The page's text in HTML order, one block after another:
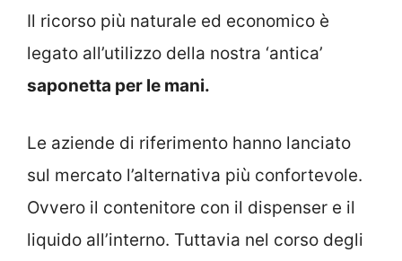
Il ricorso più naturale ed economico è
legato all’utilizzo della nostra ‘antica’
saponetta per le mani.
Le aziende di riferimento hanno lanciato
sul mercato l’alternativa più confortevole.
Ovvero il contenitore con il dispenser e il
liquido all’interno. Tuttavia nel corso degli